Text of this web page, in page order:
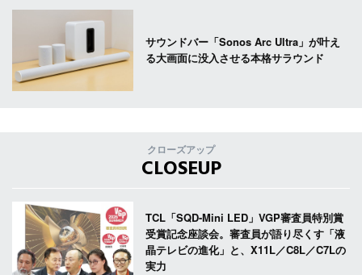
サウンドバー「Sonos Arc Ultra」が叶え
る大画面に没入させる本格サラウンド
クローズアップ
CLOSEUP
TCL「SQD-Mini LED」VGP審査員特別賞
受賞記念座談会。審査員が語り尽くす「液
晶テレビの進化」と、X11L／C8L／C7Lの
実力